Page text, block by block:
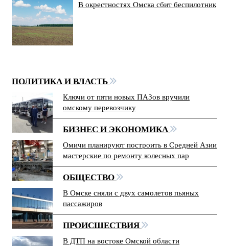
В окрестностях Омска сбит беспилотник
ПОЛИТИКА И ВЛАСТЬ
Ключи от пяти новых ПАЗов вручили
омскому перевозчику
БИЗНЕС И ЭКОНОМИКА
Омичи планируют построить в Средней Азии
мастерские по ремонту колесных пар
ОБЩЕСТВО
В Омске сняли с двух самолетов пьяных
пассажиров
ПРОИСШЕСТВИЯ
В ДТП на востоке Омской области